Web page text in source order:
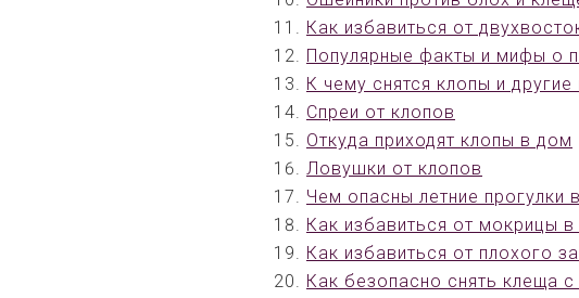
Как избавиться от
Популярные факты и мифы о
К чему снятся клопы и
Спреи от клопов
Откуда приходят клопы в дом
Ловушки от клопов
Чем опасны летние прогулки
Как избавиться от мокрицы
Как избавиться от плохого
Как безопасно снять клеща